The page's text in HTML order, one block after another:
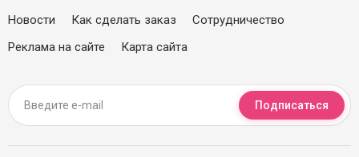
Новости
Как сделать заказ
Сотрудничество
Реклама на сайте
Карта сайта
Подписаться